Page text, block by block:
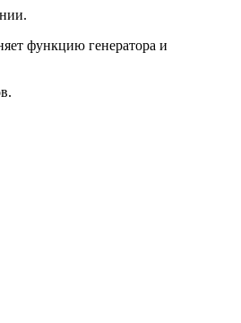
функцию генератора и